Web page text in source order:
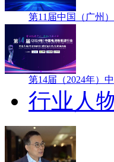
第11届中国（广州
第14届（2024年）
行业人